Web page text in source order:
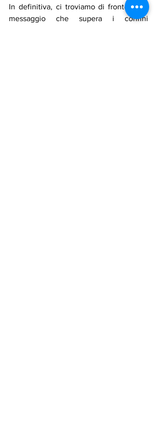
In definitiva, ci troviamo di fronte a un
messaggio che supera i confini